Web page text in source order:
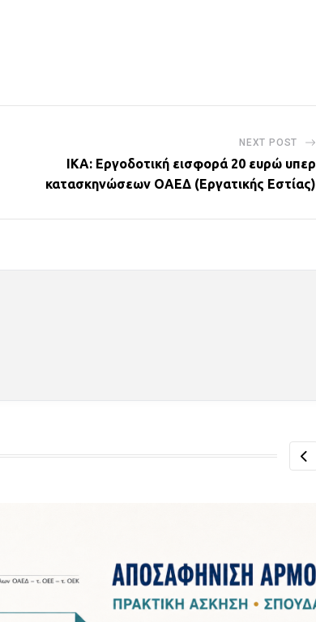
NEXT POST
ΙΚΑ: Εργοδοτική εισφορά 20 ευρώ υπερ
κατασκηνώσεων ΟΑΕΔ (Εργατικής Εστίας)